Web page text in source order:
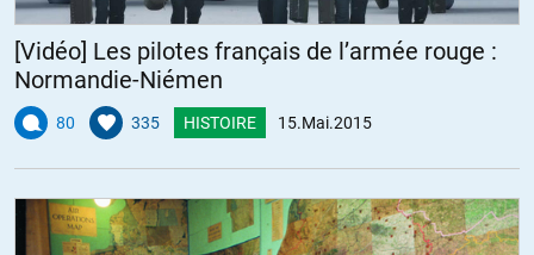
[Vidéo] Les pilotes français de l’armée rouge :
Normandie-Niémen
80 335 HISTOIRE 15.Mai.2015